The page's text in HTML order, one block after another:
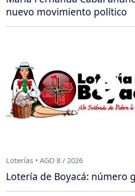
nuevo movimiento político
Loterías • AGO 8 / 2026
Lotería de Boyacá: número